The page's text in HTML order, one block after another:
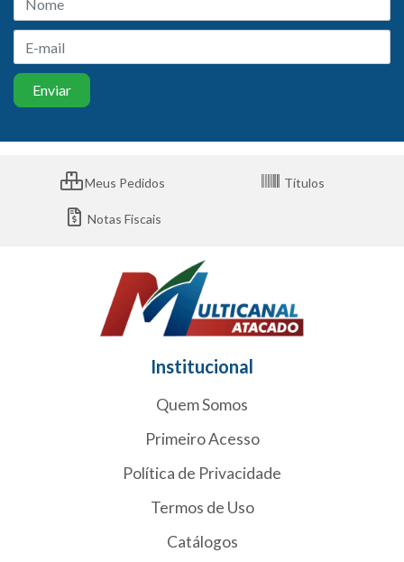
Meus Pedidos Títulos
Notas Fiscais
Institucional
Quem Somos
Primeiro Acesso
Política de Privacidade
Termos de Uso
Catálogos